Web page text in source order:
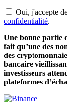
Oui, j'accepte
confidentialité.
Une bonne partie
fait qu’une des
des
bancaire
investisseurs
plateformes